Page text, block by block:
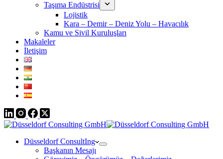
Taşıma Endüstrisi
Lojistik
Kara – Demir – Deniz Yolu – Havacılık
Kamu ve Sivil Kuruluşları
Makaleler
İletişim
Düsseldorf ConsultIng
Başkanın Mesajı